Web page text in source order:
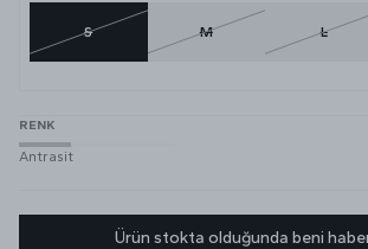
S M L
RENK
Antrasit
Ürün stokta olduğunda beni